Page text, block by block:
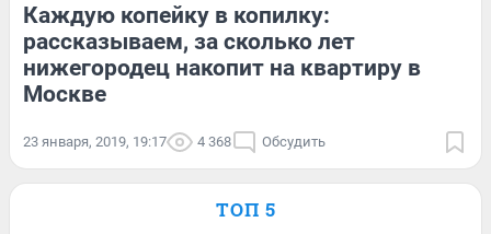
Каждую копейку в копилку:
рассказываем, за сколько лет
нижегородец накопит на квартиру в
Москве
23 января, 2019, 19:17 4 368 Обсудить
ТОП 5